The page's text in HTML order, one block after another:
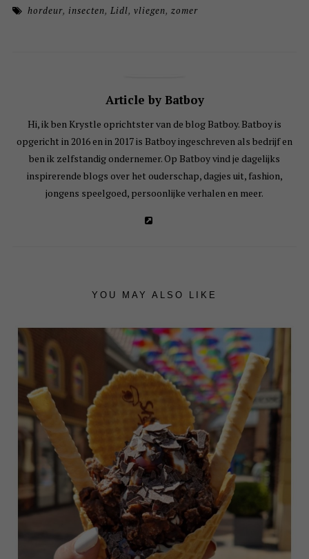
hordeur, insecten,Lidl,vliegen,zomer
Article by Batboy
Hi, ik ben Krystle oprichtster van de blog Batboy. Batboy is
opgericht in 2016 en in 2017 is Batboy ingeschreven als bedrijf en
ben ik zelfstandig ondernemer. Op Batboy vind je dagelijks
inspirerende blogs over het ouderschap, dagjes uit, fashion,
jongens speelgoed, persoonlijke verhalen en meer.
YOU MAY ALSO LIKE